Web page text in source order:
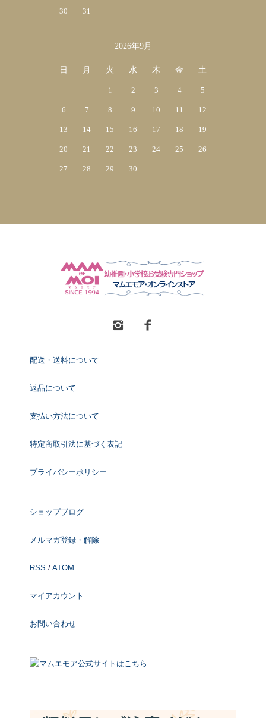
30 31
2026年9月
日 月 火 水 木 金 土
1 2 3 4 5
6 7 8 9 10 11 12
13 14 15 16 17 18 19
20 21 22 23 24 25 26
27 28 29 30
配送・送料について
返品について
支払い方法について
特定商取引法に基づく表記
プライバシーポリシー
ショップブログ
メルマガ登録・解除
RSS / ATOM
マイアカウント
お問い合わせ
マムエモア公式サイトはこちら